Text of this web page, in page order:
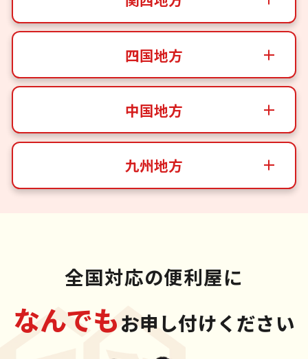
四国地方
中国地方
九州地方
全国対応の便利屋に
なんでもお申し付けください